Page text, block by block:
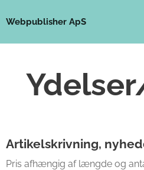
Webpublisher ApS
Artikelskrivning,
Pris afhængig af længde og